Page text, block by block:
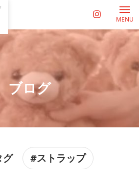
MENU
ブログ
グ #ストラップ